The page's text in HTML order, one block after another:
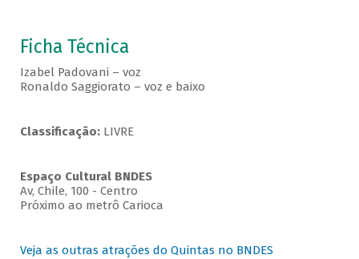
Ficha Técnica
Izabel Padovani – voz
Ronaldo Saggiorato – voz e baixo
Classificação: LIVRE
Espaço Cultural BNDES
Av, Chile, 100 - Centro
Próximo ao metrô Carioca
Veja as outras atrações do Quintas no BNDES